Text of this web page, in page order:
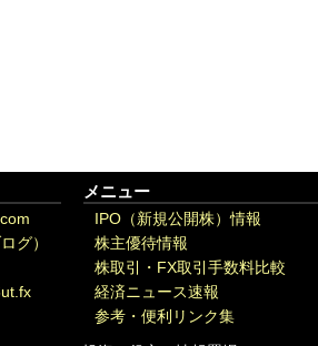
グ）
メニュー
IPO（新規公開株）情報
株主優待情報
株取引・FX取引手数料比較
経済ニュース速報
参考・便利リンク集